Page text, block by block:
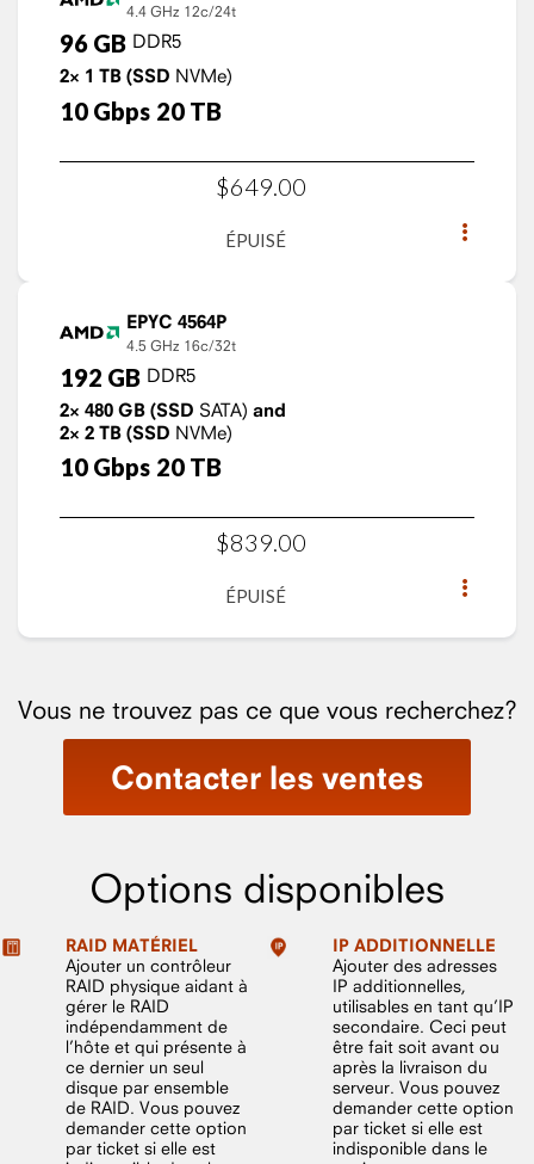
4.4 GHz 12c/24t
96 GB DDR5
2× 1 TB (SSD NVMe)
10 Gbps 20 TB
$649 00
ÉPUISÉ
EPYC 4564P
4.5 GHz 16c/32t
192 GB DDR5
2× 480 GB (SSD SATA) and
2× 2 TB (SSD NVMe)
10 Gbps 20 TB
$839.00
ÉPUISÉ
Vous ne trouvez pas ce que vous recherchez?
Contacter les ventes
Options disponibles
RAID MATÉRIEL
Ajouter un contrôleur
RAID physique aidant à
gérer le RAID
indépendamment de
l’hôte et qui présente à
ce dernier un seul
disque par ensemble
de RAID. Vous pouvez
demander cette option
par ticket si elle est
IP ADDITIONNELLE
Ajouter des adresses
IP additionnelles,
utilisables en tant qu’IP
secondaire. Ceci peut
être fait soit avant ou
après la livraison du
serveur. Vous pouvez
demander cette option
par ticket si elle est
indisponible dans le